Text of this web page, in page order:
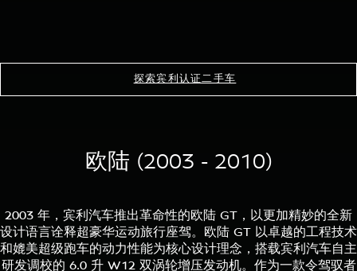
探索宾利认证二手车
欧陆 (2003 - 2010)
2003 年，宾利汽车推出革命性的欧陆 GT，以更加精妙的全新
设计语言诠释超豪华运动旅行座驾。欧陆 GT 以卓越的工程技术
和媲美超级跑车的动力性能为核心设计理念，搭载宾利汽车自主
研发调校的 6.0 升 W12 双涡轮增压发动机。作为一款令驾驭者